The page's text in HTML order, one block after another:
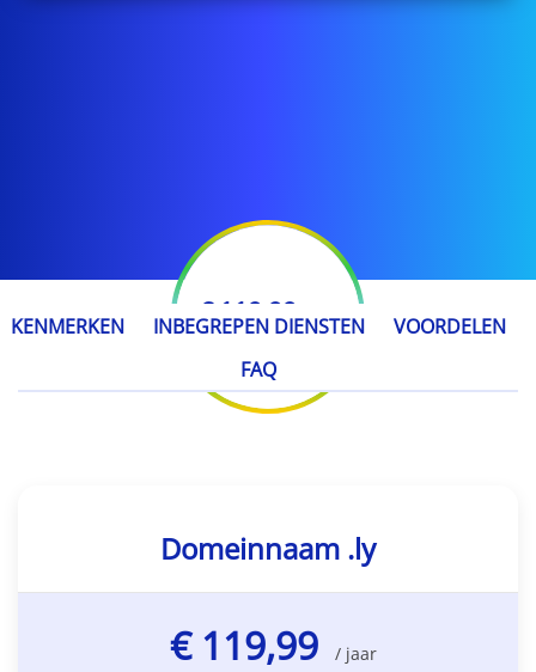
€ 119,99 / jaar
KENMERKEN INBEGREPEN DIENSTEN
VOORDELEN
FAQ
Domeinnaam .ly
€ 119,99 / jaar